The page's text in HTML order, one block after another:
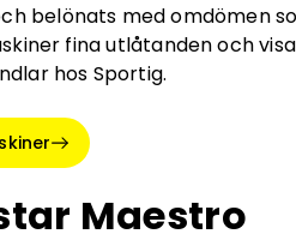
belönats med omdömen
fina utlåtanden och
hos Sportig.
Maestro